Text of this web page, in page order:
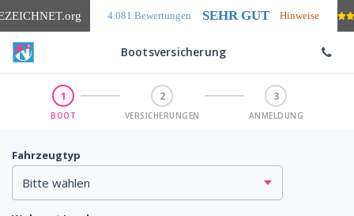
.org 4.081 Bewertungen SEHR GUT Hinweise
Bootsversicherung
1
BOOT
2
VERSICHERUNGEN
3
ANMELDUNG
Fahrzeugtyp